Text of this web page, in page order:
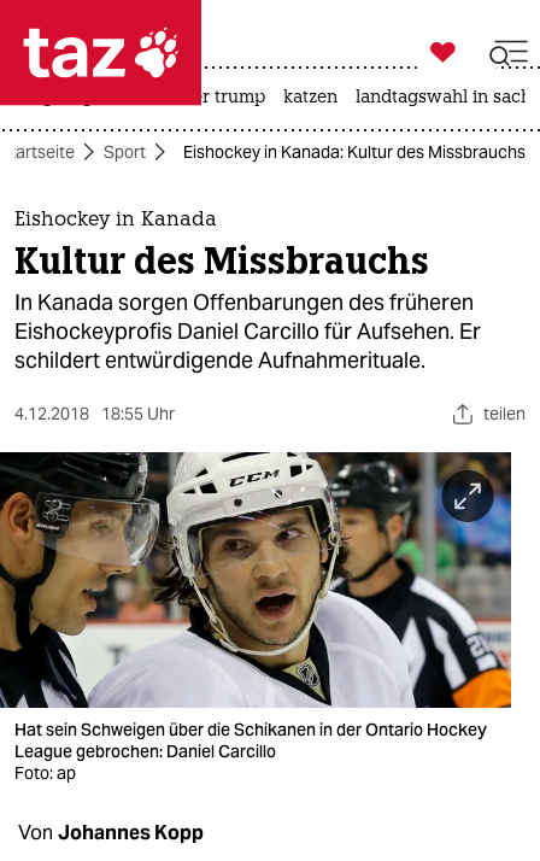
 taz zahl ich
taz zahl ich
themen
politik
öko
sport
berlin
nord
wahrheit
verlag
verlag
shop

taz zahl ich
usa unter trump katzen landtagswahl in
Startseite Sport Eishockey in Kanada: Kultur des Missbrauchs
Eishockey in Kanada
Kultur des Missbrauchs
In Kanada sorgen Offenbarungen des früheren
Eishockeyprofis Daniel Carcillo für Aufsehen. Er
schildert entwürdigende Aufnahmerituale.
4.12.2018 18:55 Uhr teilen
Hat sein Schweigen über die Schikanen in der Ontario Hockey
League gebrochen: Daniel Carcillo
Foto: ap
Von Johannes Kopp